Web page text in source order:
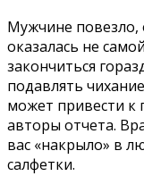
Мужчине повезло,
оказалась не
закончиться
подавлять
может привести
авторы отчета.
вас «накрыло» в
салфетки.